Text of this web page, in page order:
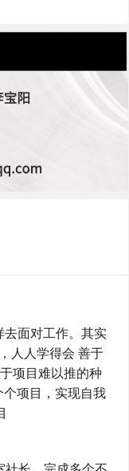
面对工作。其实
人人学得会 善于
项目难以推的种
项目，实现自我